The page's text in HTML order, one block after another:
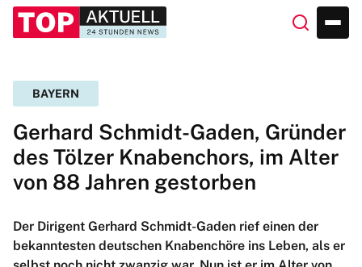
BAYERN
Gerhard Schmidt-Gaden, Gründer
des Tölzer Knabenchors, im Alter
von 88 Jahren gestorben
Der Dirigent Gerhard Schmidt-Gaden rief einen der
bekanntesten deutschen Knabenchöre ins Leben, als er